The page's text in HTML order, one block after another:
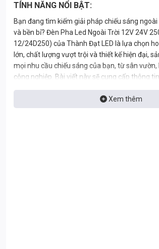
TÍNH NĂNG NỔI BẬT:
Bạn đang tìm kiếm giải pháp chiếu sáng
và bền bỉ? Đèn Pha Led Ngoài Trời 12V 24V
12/24D250) của Thành Đạt LED là lựa chọn
lớn, chất lượng vượt trội và thiết kế hiện đại,
mọi nhu cầu chiếu sáng của bạn, từ sân vườn,
công nghiệp. Bài viết này sẽ cung cấp thông
đưa ra quyết định sáng suốt nhất.Xem thêm